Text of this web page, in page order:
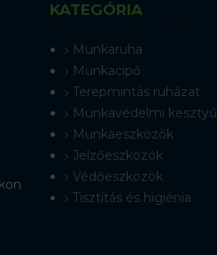
KATEGÓRIA
Munkaruha
Munkacipő
Terepmintás ruházat
Munkavédelmi kesztyű
Munkaeszközök
Jelzőeszközök
Védőeszközök
Tisztítás és higiénia